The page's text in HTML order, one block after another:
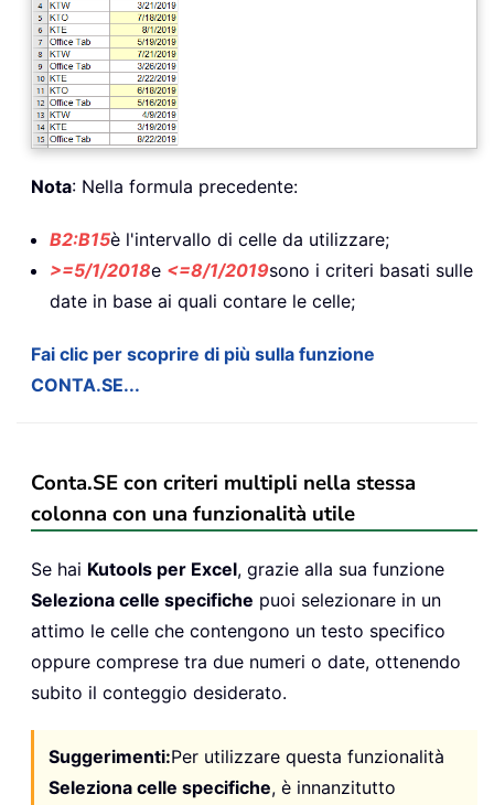
Nota: Nella formula precedente:
B2:B15è l'intervallo di celle da utilizzare;
>=5/1/2018e <=8/1/2019sono i criteri basati sulle
date in base ai quali contare le celle;
Fai clic per scoprire di più sulla funzione
CONTA.SE...
Conta.SE con criteri multipli nella stessa
colonna con una funzionalità utile
Se hai Kutools per Excel, grazie alla sua funzione
Seleziona celle specifiche puoi selezionare in un
attimo le celle che contengono un testo specifico
oppure comprese tra due numeri o date, ottenendo
subito il conteggio desiderato.
Suggerimenti:Per utilizzare questa funzionalità
Seleziona celle specifiche, è innanzitutto